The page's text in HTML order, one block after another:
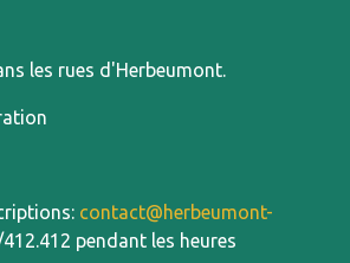
les rues d'Herbeumont.
contact@herbeumont-
pendant les heures